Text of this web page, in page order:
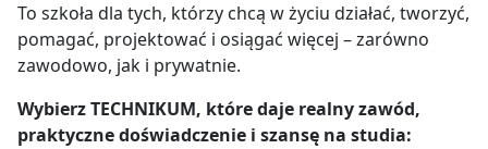
To szkoła dla tych, którzy chcą w życiu działać, tworzyć,
pomagać, projektować i osiągać więcej – zarówno
zawodowo, jak i prywatnie.
Wybierz TECHNIKUM, które daje realny zawód,
praktyczne doświadczenie i szansę na studia: